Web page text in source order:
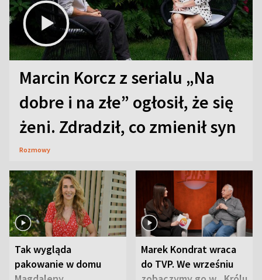
Marcin Korcz z serialu „Na
dobre i na złe” ogłosił, że się
żeni. Zdradził, co zmienił syn
Rozmowy
Tak wygląda
pakowanie w domu
Marek Kondrat wraca
do TVP. We wrześniu